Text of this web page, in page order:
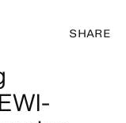
SHARE